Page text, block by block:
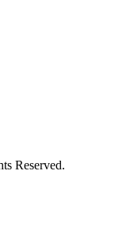
Reserved.